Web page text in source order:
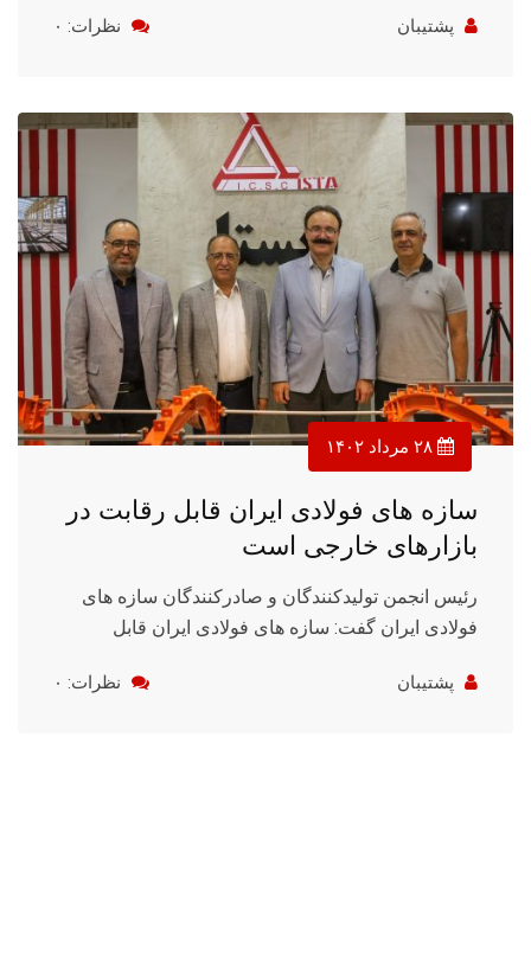
پشتیبان نظرات: ۰
سازه های فولادی ایران قابل رقابت در
بازارهای خارجی است
رئیس انجمن تولیدکنندگان و صادرکنندگان سازه های
فولادی ایران گفت: سازه های فولادی ایران قابل
پشتیبان نظرات: ۰